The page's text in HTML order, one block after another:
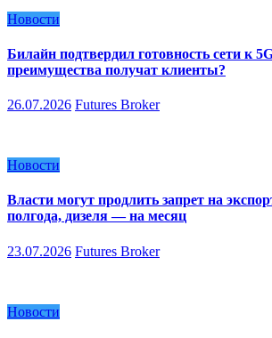
Новости
Билайн подтвердил готовность сети к
преимущества получат клиенты?
26.07.2026 Futures Broker
Новости
Власти могут продлить запрет на
полгода, дизеля — на месяц
23.07.2026 Futures Broker
Новости